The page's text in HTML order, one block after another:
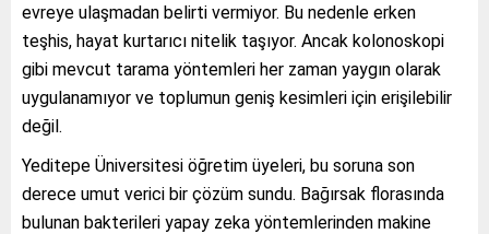
evreye ulaşmadan belirti vermiyor. Bu nedenle erken
teşhis, hayat kurtarıcı nitelik taşıyor. Ancak kolonoskopi
gibi mevcut tarama yöntemleri her zaman yaygın olarak
uygulanamıyor ve toplumun geniş kesimleri için erişilebilir
değil.
Yeditepe Üniversitesi öğretim üyeleri, bu soruna son
derece umut verici bir çözüm sundu. Bağırsak florasında
bulunan bakterileri yapay zeka yöntemlerinden makine